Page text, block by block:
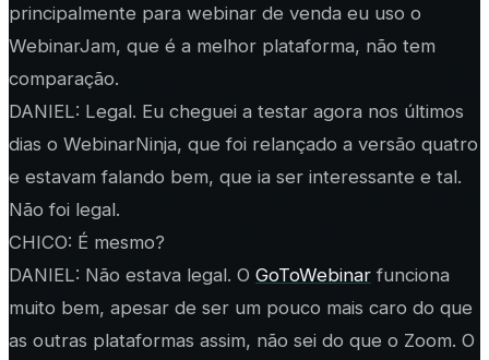
principalmente para webinar de venda eu uso o
WebinarJam, que é a melhor plataforma, não tem
comparação.
DANIEL: Legal. Eu cheguei a testar agora nos últimos
dias o WebinarNinja, que foi relançado a versão quatro
e estavam falando bem, que ia ser interessante e tal.
Não foi legal.
CHICO: É mesmo?
DANIEL: Não estava legal. O GoToWebinar funciona
muito bem, apesar de ser um pouco mais caro do que
as outras plataformas assim, não sei do que o Zoom. O